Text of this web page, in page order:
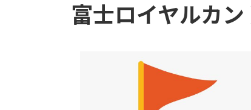
富士ロイヤルカ